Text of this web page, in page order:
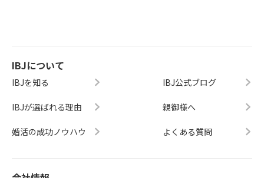
IBJについて
IBJを知る
IBJが選ばれる理由
婚活の成功ノウハウ
IBJ公式ブログ
親御様へ
よくある質問